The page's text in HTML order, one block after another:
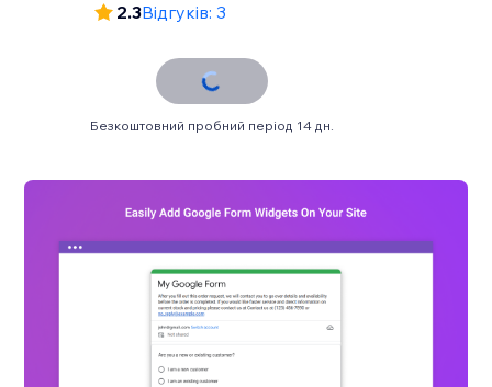
2.3Відгуків: 3
Безкоштовний пробний період 14 дн.